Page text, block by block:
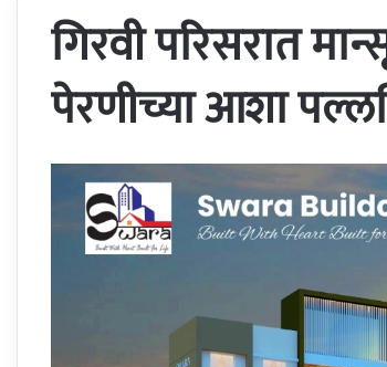
गिरवी परिसरात
पेरणीच्या आशा